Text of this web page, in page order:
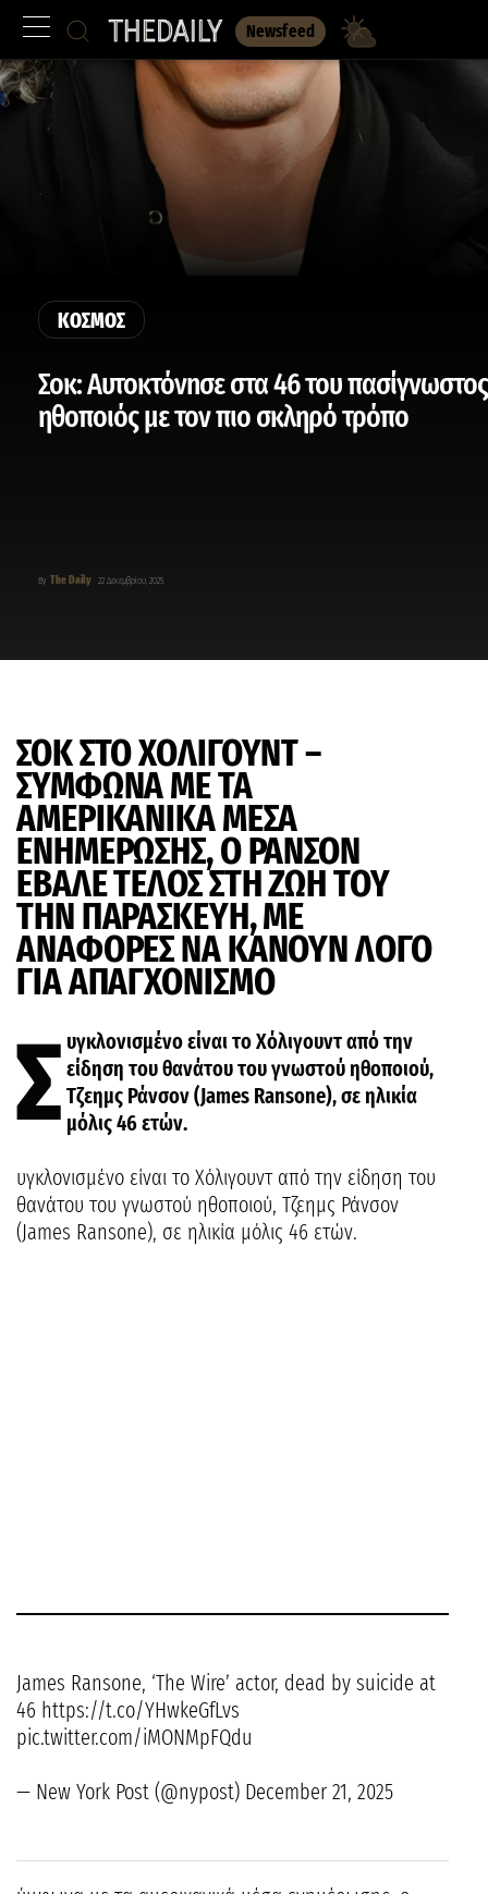
Newsfeed
ΚΟΣΜΟΣ
Σοκ: Αυτοκτόνnσε στα 46 του πασίγνωστος
ηθοποιός με τον πιο σκληρό τρόπο
By The Daily 22 Δεκεμβρίου, 2025
ΣΟΚ ΣΤΟ ΧΟΛΙΓΟΥΝΤ –
ΣΥΜΦΩΝΑ ΜΕ ΤΑ
ΑΜΕΡΙΚΑΝΙΚΑ ΜΕΣΑ
ΕΝΗΜΕΡΩΣΗΣ, Ο ΡΑΝΣΟΝ
ΕΒΑΛΕ ΤΕΛΟΣ ΣΤΗ ΖΩΗ ΤΟΥ
ΤΗΝ ΠΑΡΑΣΚΕΥΗ, ΜΕ
ΑΝΑΦΟΡΕΣ ΝΑ ΚΑΝΟΥΝ ΛΟΓΟ
ΓΙΑ ΑΠΑΓΧΟΝΙΣΜΟ
Σ υγκλονισμένο είναι το Χόλιγουντ από την
είδηση του θανάτου του γνωστού ηθοποιού,
Τζεημς Ράνσον (James Ransone), σε ηλικία
μόλις 46 ετών.
υγκλονισμένο είναι το Χόλιγουντ από την είδηση του
θανάτου του γνωστού ηθοποιού, Τζεημς Ράνσον
(James Ransone), σε ηλικία μόλις 46 ετών.
James Ransone, ‘The Wire’ actor, dead by suicide at
46 https://t.co/YHwkeGfLvs
pic.twitter.com/iMONMpFQdu
— New York Post (@nypost) December 21, 2025